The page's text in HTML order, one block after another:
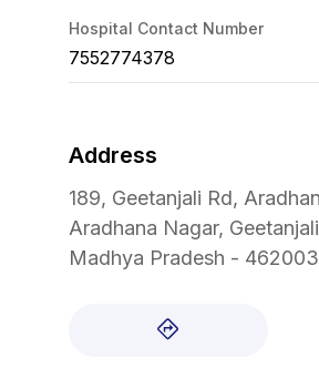
Hospital Contact Number
7552774378
Address
189, Geetanjali Rd,
Aradhana Nagar,
Madhya Pradesh - 462003